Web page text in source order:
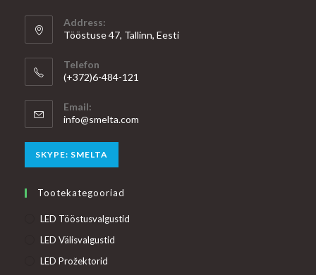
Address:
Tööstuse 47, Tallinn, Eesti
Telefon
(+372)6-484-121
Email:
info@smelta.com
SKYPE: SMELTA
in
Tootekategooriad
LED Tööstusvalgustid
LED Välisvalgustid
LED Prožektorid